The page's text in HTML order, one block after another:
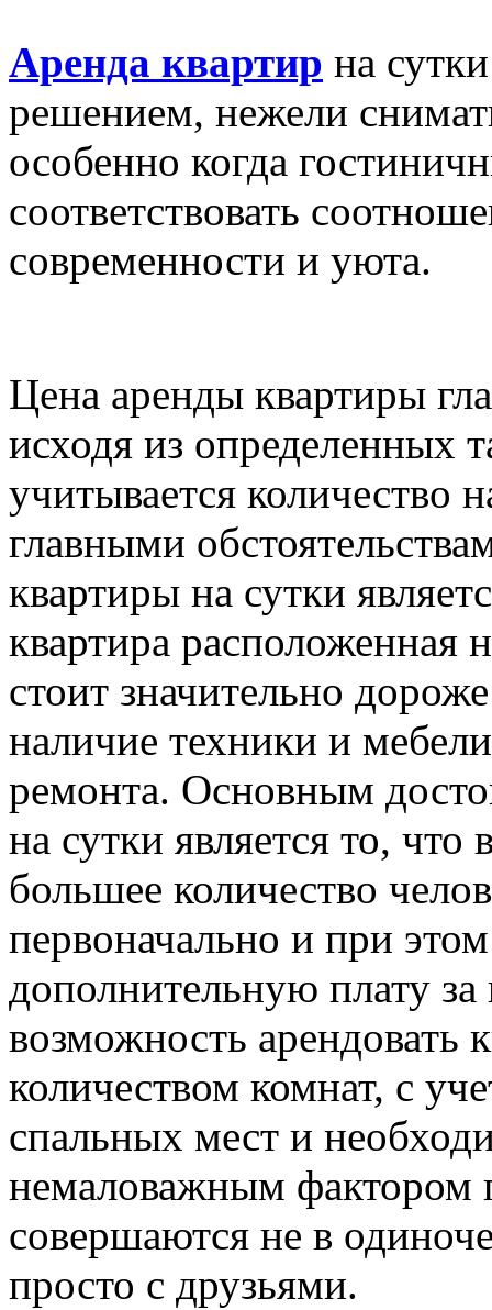
Аренда квартир на
решением, нежели
особенно когда
соответствовать
современности и уюта.
Цена аренды квартиры
исходя из определенных
учитывается количество
главными
квартиры на сутки
квартира расположенная
стоит значительно
наличие техники и
ремонта. Основным
на сутки является то,
большее количество
первоначально и при
дополнительную плату
возможность арендовать
количеством комнат, с
спальных мест и
немаловажным фактором
совершаются не в
просто с друзьями.